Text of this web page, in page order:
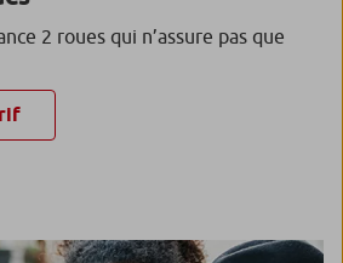
2 roues qui n’assure pas que